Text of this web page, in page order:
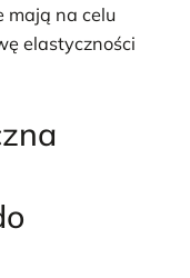
mają na celu
elastyczności